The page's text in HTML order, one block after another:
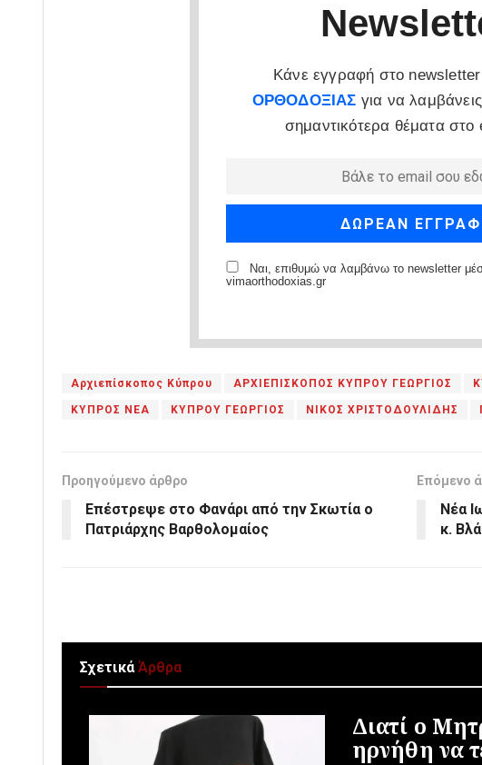
Κάνε εγγραφή στο newsletter
ΟΡΘΟΔΟΞΙΑΣ για να
σημαντικότερα θέματα
Ναι, επιθυμώ να λαμβάνω το newsletter
vimaorthodoxias.gr
Αρχιεπίσκοπος Κύπρου ΑΡΧΙΕΠΙΣΚΟΠΟΣ ΚΥΠΡΟΥ ΓΕΩΡΓΙΟΣ
ΚΥΠΡΟΣ ΝΕΑ ΚΥΠΡΟΥ ΓΕΩΡΓΙΟΣ ΝΙΚΟΣ ΧΡΙΣΤΟΔΟΥΛΙΔΗΣ
Προηγούμενο άρθρο
Επέστρεψε στο Φανάρι από την Σκωτία ο
Πατριάρχης Βαρθολομαίος
Επόμενο
Νέα
κ.
ΣχετικάΆρθρα
Διατί ο
ηρνήθη να